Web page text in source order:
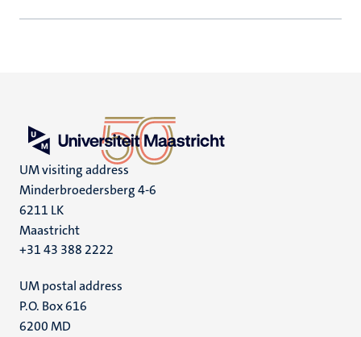
UM visiting address
Minderbroedersberg 4-6
6211 LK
Maastricht
+31 43 388 2222
UM postal address
P.O. Box 616
6200 MD